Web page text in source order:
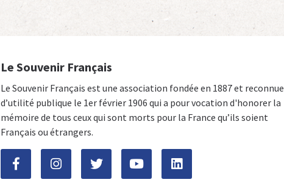
Le Souvenir Français
Le Souvenir Français est une association fondée en 1887 et reconnue
d’utilité publique le 1er février 1906 qui a pour vocation d'honorer la
mémoire de tous ceux qui sont morts pour la France qu’ils soient
Français ou étrangers.